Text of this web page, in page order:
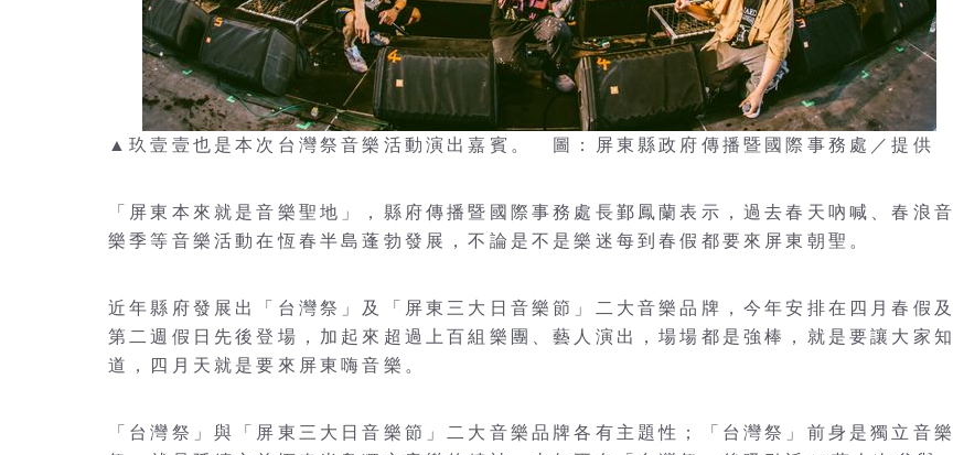
▲玖壹壹也是本次台灣祭音樂活動演出嘉賓。 圖：屏東縣政府傳播暨國際事務處／提供
「屏東本來就是音樂聖地」，縣府傳播暨國際事務處長鄞鳳蘭表示，過去春天吶喊、春浪音
樂季等音樂活動在恆春半島蓬勃發展，不論是不是樂迷每到春假都要來屏東朝聖。
近年縣府發展出「台灣祭」及「屏東三大日音樂節」二大音樂品牌，今年安排在四月春假及
第二週假日先後登場，加起來超過上百組樂團、藝人演出，場場都是強棒，就是要讓大家知
道，四月天就是要來屏東嗨音樂。
「台灣祭」與「屏東三大日音樂節」二大音樂品牌各有主題性；「台灣祭」前身是獨立音樂